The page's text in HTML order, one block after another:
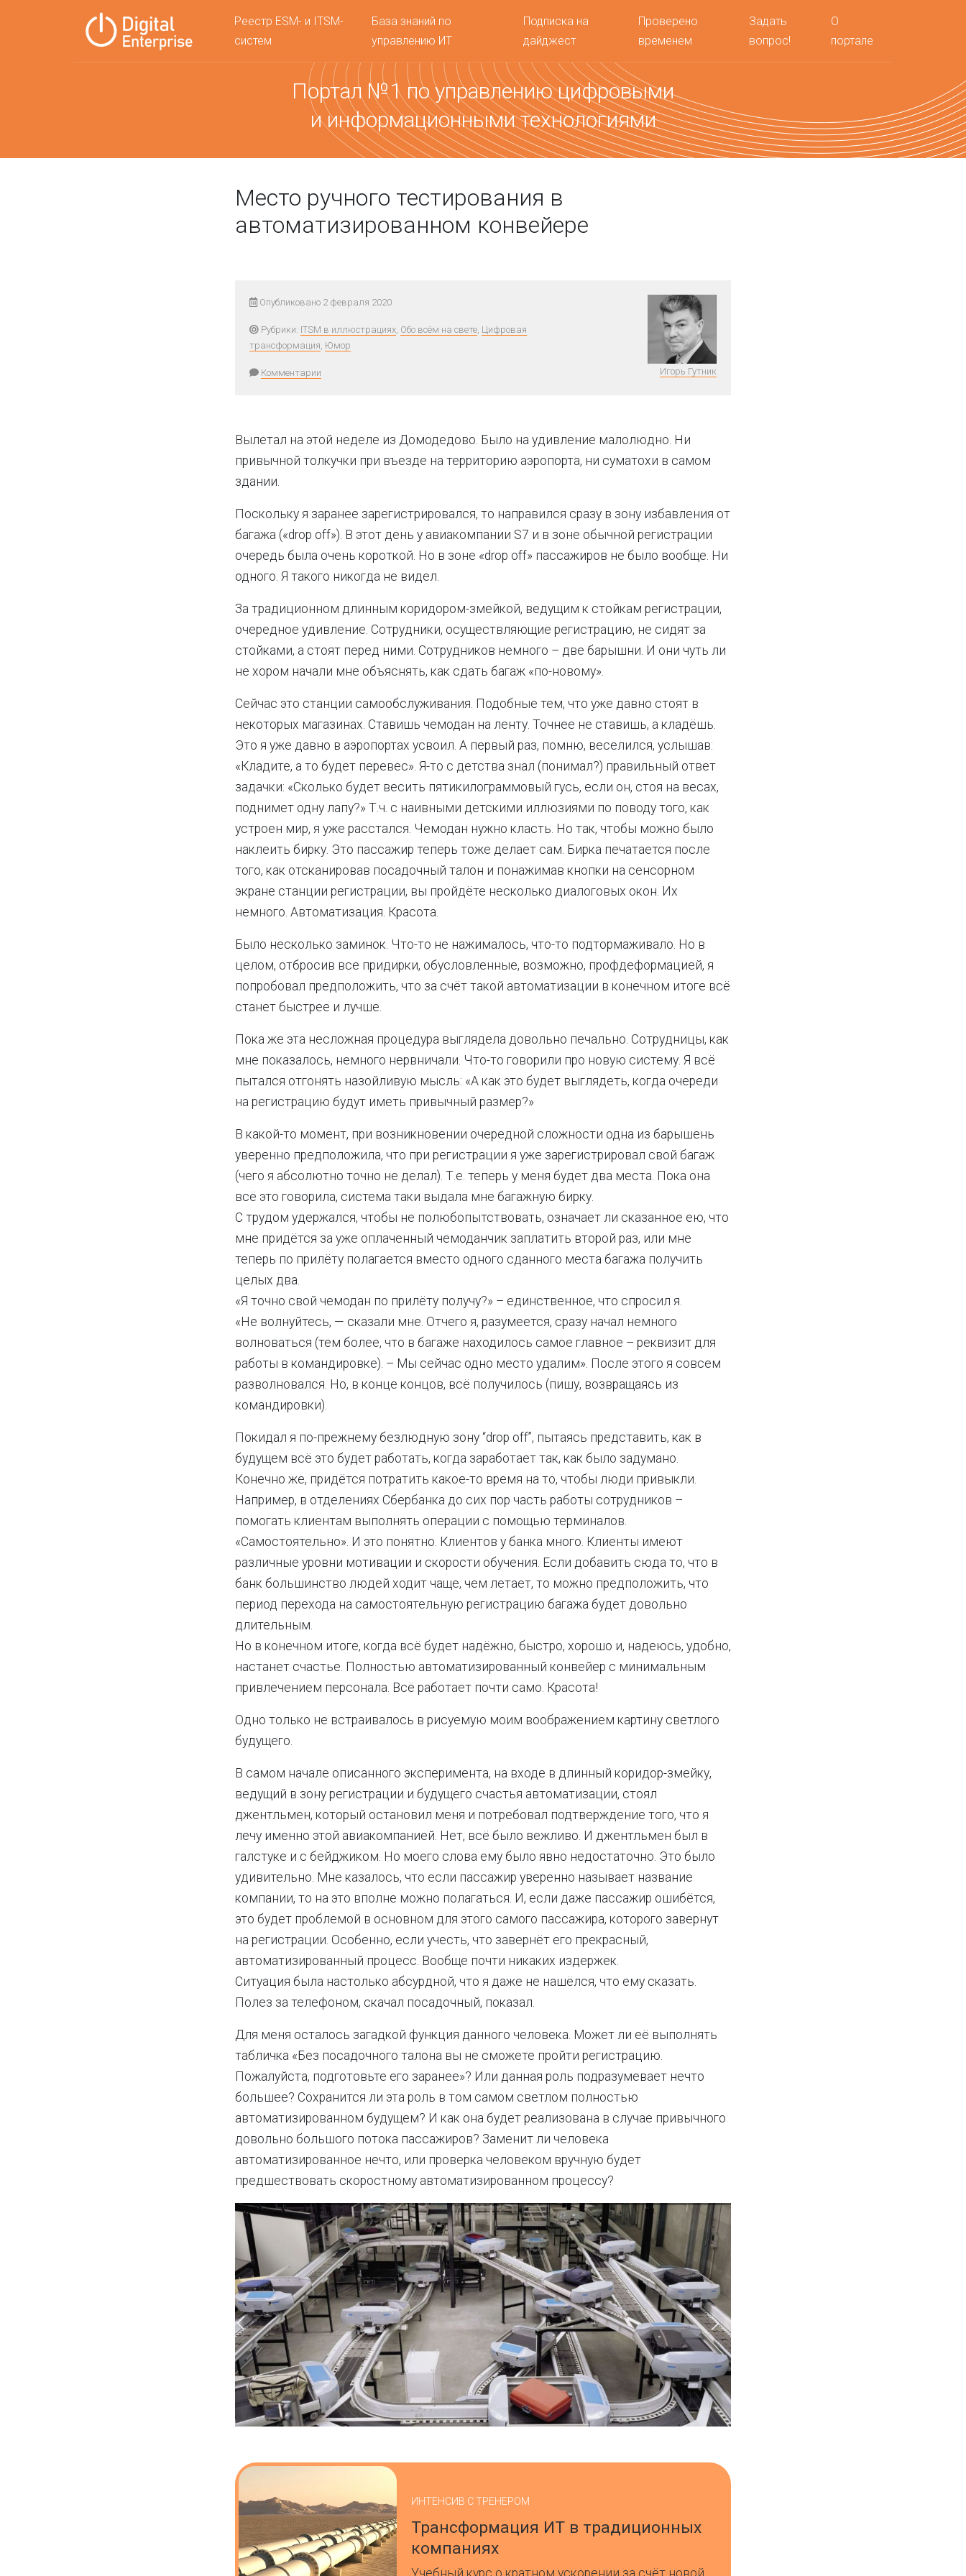
Реестр ESM- и ITSM-
систем
База знаний по
управлению ИТ
Подписка на
дайджест
Проверено
временем
Задать
вопрос!
О
портале
Портал №1 по управлению цифровыми
и информационными технологиями
Место ручного тестирования в
автоматизированном конвейере
Опубликовано 2 февраля 2020
Рубрики: ITSM в иллюстрациях, Обо всём на свете, Цифровая
трансформация, Юмор
Комментарии Игорь Гутник
Вылетал на этой неделе из Домодедово. Было на удивление малолюдно. Ни
привычной толкучки при въезде на территорию аэропорта, ни суматохи в самом
здании.
Поскольку я заранее зарегистрировался, то направился сразу в зону избавления от
багажа («drop off»). В этот день у авиакомпании S7 и в зоне обычной регистрации
очередь была очень короткой. Но в зоне «drop off» пассажиров не было вообще. Ни
одного. Я такого никогда не видел.
За традиционном длинным коридором-змейкой, ведущим к стойкам регистрации,
очередное удивление. Сотрудники, осуществляющие регистрацию, не сидят за
стойками, а стоят перед ними. Сотрудников немного – две барышни. И они чуть ли
не хором начали мне объяснять, как сдать багаж «по-новому».
Сейчас это станции самообслуживания. Подобные тем, что уже давно стоят в
некоторых магазинах. Ставишь чемодан на ленту. Точнее не ставишь, а кладёшь.
Это я уже давно в аэропортах усвоил. А первый раз, помню, веселился, услышав:
«Кладите, а то будет перевес». Я-то с детства знал (понимал?) правильный ответ
задачки: «Сколько будет весить пятикилограммовый гусь, если он, стоя на весах,
поднимет одну лапу?» Т.ч. с наивными детскими иллюзиями по поводу того, как
устроен мир, я уже расстался. Чемодан нужно класть. Но так, чтобы можно было
наклеить бирку. Это пассажир теперь тоже делает сам. Бирка печатается после
того, как отсканировав посадочный талон и понажимав кнопки на сенсорном
экране станции регистрации, вы пройдёте несколько диалоговых окон. Их
немного. Автоматизация. Красота.
Было несколько заминок. Что-то не нажималось, что-то подтормаживало. Но в
целом, отбросив все придирки, обусловленные, возможно, профдеформацией, я
попробовал предположить, что за счёт такой автоматизации в конечном итоге всё
станет быстрее и лучше.
Пока же эта несложная процедура выглядела довольно печально. Сотрудницы, как
мне показалось, немного нервничали. Что-то говорили про новую систему. Я всё
пытался отгонять назойливую мысль: «А как это будет выглядеть, когда очереди
на регистрацию будут иметь привычный размер?»
В какой-то момент, при возникновении очередной сложности одна из барышень
уверенно предположила, что при регистрации я уже зарегистрировал свой багаж
(чего я абсолютно точно не делал). Т.е. теперь у меня будет два места. Пока она
всё это говорила, система таки выдала мне багажную бирку.
С трудом удержался, чтобы не полюбопытствовать, означает ли сказанное ею, что
мне придётся за уже оплаченный чемоданчик заплатить второй раз, или мне
теперь по прилёту полагается вместо одного сданного места багажа получить
целых два.
«Я точно свой чемодан по прилёту получу?» – единственное, что спросил я.
«Не волнуйтесь, — сказали мне. Отчего я, разумеется, сразу начал немного
волноваться (тем более, что в багаже находилось самое главное – реквизит для
работы в командировке). – Мы сейчас одно место удалим». После этого я совсем
разволновался. Но, в конце концов, всё получилось (пишу, возвращаясь из
командировки).
Покидал я по-прежнему безлюдную зону “drop off”, пытаясь представить, как в
будущем всё это будет работать, когда заработает так, как было задумано.
Конечно же, придётся потратить какое-то время на то, чтобы люди привыкли.
Например, в отделениях Сбербанка до сих пор часть работы сотрудников –
помогать клиентам выполнять операции с помощью терминалов.
«Самостоятельно». И это понятно. Клиентов у банка много. Клиенты имеют
различные уровни мотивации и скорости обучения. Если добавить сюда то, что в
банк большинство людей ходит чаще, чем летает, то можно предположить, что
период перехода на самостоятельную регистрацию багажа будет довольно
длительным.
Но в конечном итоге, когда всё будет надёжно, быстро, хорошо и, надеюсь, удобно,
настанет счастье. Полностью автоматизированный конвейер с минимальным
привлечением персонала. Всё работает почти само. Красота!
Одно только не встраивалось в рисуемую моим воображением картину светлого
будущего.
В самом начале описанного эксперимента, на входе в длинный коридор-змейку,
ведущий в зону регистрации и будущего счастья автоматизации, стоял
джентльмен, который остановил меня и потребовал подтверждение того, что я
лечу именно этой авиакомпанией. Нет, всё было вежливо. И джентльмен был в
галстуке и с бейджиком. Но моего слова ему было явно недостаточно. Это было
удивительно. Мне казалось, что если пассажир уверенно называет название
компании, то на это вполне можно полагаться. И, если даже пассажир ошибётся,
это будет проблемой в основном для этого самого пассажира, которого завернут
на регистрации. Особенно, если учесть, что завернёт его прекрасный,
автоматизированный процесс. Вообще почти никаких издержек.
Ситуация была настолько абсурдной, что я даже не нашёлся, что ему сказать.
Полез за телефоном, скачал посадочный, показал.
Для меня осталось загадкой функция данного человека. Может ли её выполнять
табличка «Без посадочного талона вы не сможете пройти регистрацию.
Пожалуйста, подготовьте его заранее»? Или данная роль подразумевает нечто
большее? Сохранится ли эта роль в том самом светлом полностью
автоматизированном будущем? И как она будет реализована в случае привычного
довольно большого потока пассажиров? Заменит ли человека
автоматизированное нечто, или проверка человеком вручную будет
предшествовать скоростному автоматизированном процессу?
ИНТЕНСИВ С ТРЕНЕРОМ
Трансформация ИТ в традиционных
компаниях